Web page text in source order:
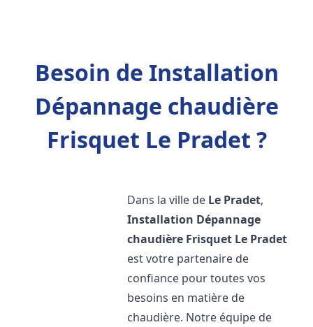
Besoin de Installation
Dépannage chaudière
Frisquet Le Pradet ?
Dans la ville de Le Pradet,
Installation Dépannage
chaudière Frisquet Le Pradet
est votre partenaire de
confiance pour toutes vos
besoins en matière de
chaudière. Notre équipe de